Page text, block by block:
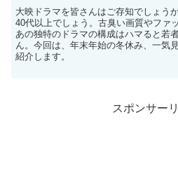
大映ドラマを皆さんはご存知でしょう
40代以上でしょう。古臭い画質やファ
あの独特のドラマの構成はハマると若
ん。今回は、年末年始の冬休み、一気
紹介します。
スポンサー